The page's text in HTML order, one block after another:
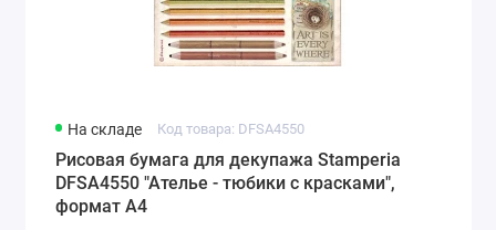
На складе Код товара: DFSA4550
Рисовая бумага для декупажа Stamperia
DFSA4550 "Ателье - тюбики с красками",
формат А4